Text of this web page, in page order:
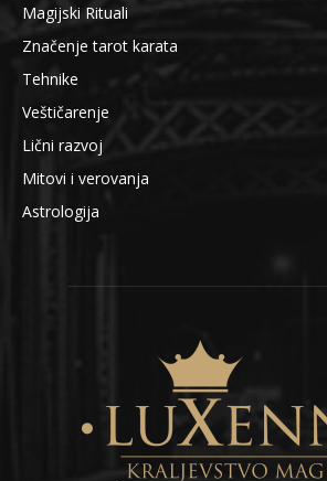
Magijski Rituali
Značenje tarot karata
Tehnike
Veštičarenje
Lični razvoj
Mitovi i verovanja
Astrologija